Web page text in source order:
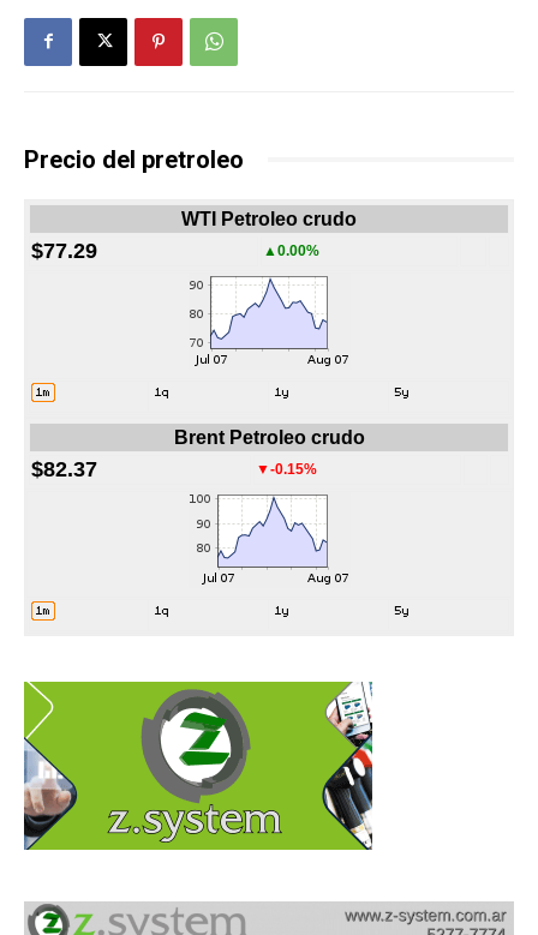
Precio del pretroleo
WTI Petroleo crudo
$77.29 ▲0.00%
Brent Petroleo crudo
$82.37 ▼-0.15%